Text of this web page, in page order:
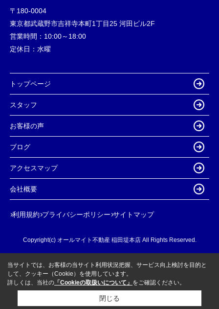
〒180-0004
東京都武蔵野市吉祥寺本町1丁目25 河田ビル2F
営業時間： 10:00～18:00
定休日： 水曜
トップページ
スタッフ
お客様の声
ブログ
アクセスマップ
会社概要
利用規約 プライバシーポリシー サイトマップ
Copyright(c) オールマイト不動産 稲田堤本店 All Rights Reserved.
当サイトでは、お客様の当サイト利用状況把握、サービス向上検討を目的と
して、クッキー（Cookie）を使用しています。
詳しくは、当社の 「Cookieの取扱いについて」 をご確認ください。
閉じる